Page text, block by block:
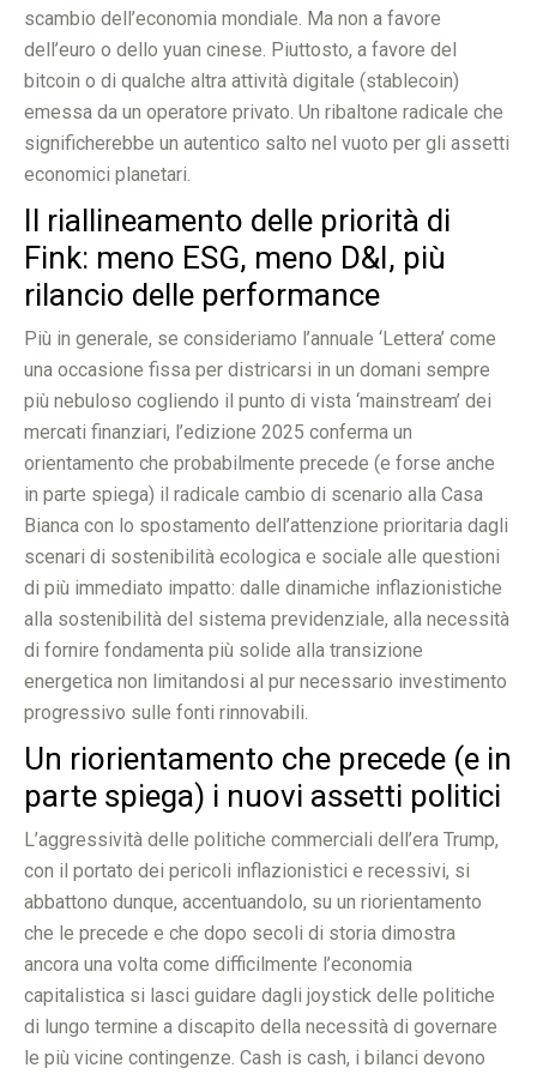
scambio dell’economia mondiale. Ma non a favore
dell’euro o dello yuan cinese. Piuttosto, a favore del
bitcoin o di qualche altra attività digitale (stablecoin)
emessa da un operatore privato. Un ribaltone radicale che
significherebbe un autentico salto nel vuoto per gli assetti
economici planetari.
Il riallineamento delle priorità di
Fink: meno ESG, meno D&I, più
rilancio delle performance
Più in generale, se consideriamo l’annuale ‘Lettera’ come
una occasione fissa per districarsi in un domani sempre
più nebuloso cogliendo il punto di vista ‘mainstream’ dei
mercati finanziari, l’edizione 2025 conferma un
orientamento che probabilmente precede (e forse anche
in parte spiega) il radicale cambio di scenario alla Casa
Bianca con lo spostamento dell’attenzione prioritaria dagli
scenari di sostenibilità ecologica e sociale alle questioni
di più immediato impatto: dalle dinamiche inflazionistiche
alla sostenibilità del sistema previdenziale, alla necessità
di fornire fondamenta più solide alla transizione
energetica non limitandosi al pur necessario investimento
progressivo sulle fonti rinnovabili.
Un riorientamento che precede (e in
parte spiega) i nuovi assetti politici
L’aggressività delle politiche commerciali dell’era Trump,
con il portato dei pericoli inflazionistici e recessivi, si
abbattono dunque, accentuandolo, su un riorientamento
che le precede e che dopo secoli di storia dimostra
ancora una volta come difficilmente l’economia
capitalistica si lasci guidare dagli joystick delle politiche
di lungo termine a discapito della necessità di governare
le più vicine contingenze. Cash is cash, i bilanci devono